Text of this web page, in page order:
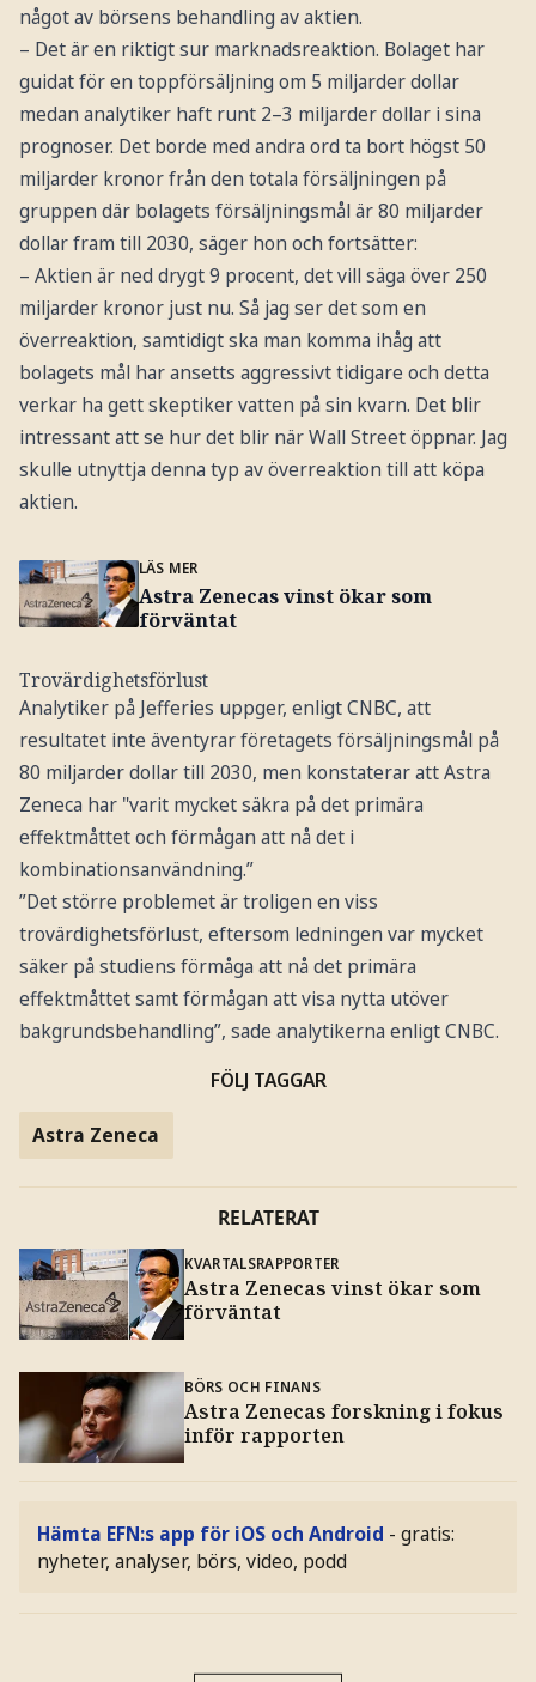
något av börsens behandling av aktien.
– Det är en riktigt sur marknadsreaktion. Bolaget har
guidat för en toppförsäljning om 5 miljarder dollar
medan analytiker haft runt 2–3 miljarder dollar i sina
prognoser. Det borde med andra ord ta bort högst 50
miljarder kronor från den totala försäljningen på
gruppen där bolagets försäljningsmål är 80 miljarder
dollar fram till 2030, säger hon och fortsätter:
– Aktien är ned drygt 9 procent, det vill säga över 250
miljarder kronor just nu. Så jag ser det som en
överreaktion, samtidigt ska man komma ihåg att
bolagets mål har ansetts aggressivt tidigare och detta
verkar ha gett skeptiker vatten på sin kvarn. Det blir
intressant att se hur det blir när Wall Street öppnar. Jag
skulle utnyttja denna typ av överreaktion till att köpa
aktien.
LÄS MER
Astra Zenecas vinst ökar som
förväntat
Trovärdighetsförlust
Analytiker på Jefferies uppger, enligt CNBC, att
resultatet inte äventyrar företagets försäljningsmål på
80 miljarder dollar till 2030, men konstaterar att Astra
Zeneca har "varit mycket säkra på det primära
effektmåttet och förmågan att nå det i
kombinationsanvändning.”
”Det större problemet är troligen en viss
trovärdighetsförlust, eftersom ledningen var mycket
säker på studiens förmåga att nå det primära
effektmåttet samt förmågan att visa nytta utöver
bakgrundsbehandling”, sade analytikerna enligt CNBC.
FÖLJ TAGGAR
Astra Zeneca
RELATERAT
KVARTALSRAPPORTER
Astra Zenecas vinst ökar som
förväntat
BÖRS OCH FINANS
Astra Zenecas forskning i fokus
inför rapporten
Hämta EFN:s app för iOS och Android - gratis:
nyheter, analyser, börs, video, podd